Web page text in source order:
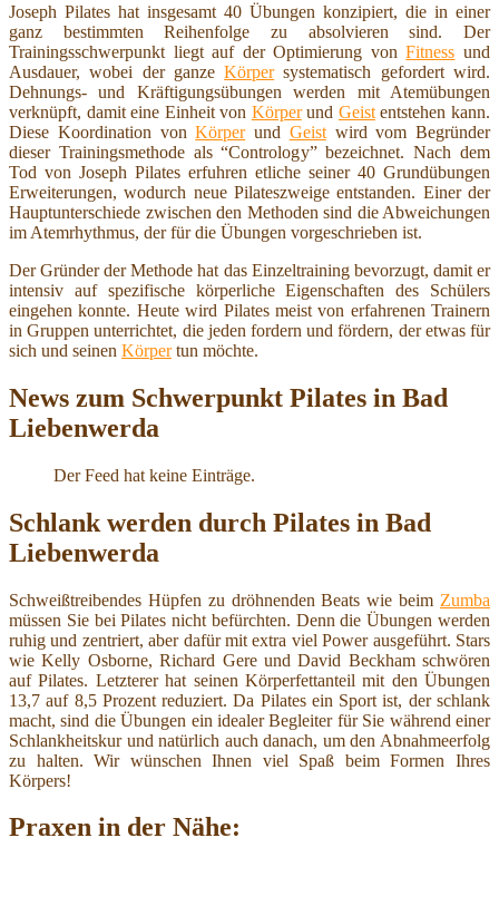
Joseph Pilates hat insgesamt 40 Übungen konzipiert, die in einer
ganz bestimmten Reihenfolge zu absolvieren sind. Der
Trainingsschwerpunkt liegt auf der Optimierung vonFitness und
Ausdauer, wobei der ganzeKörpersystematisch gefordert wird.
Dehnungs- und Kräftigungsübungen werden mit Atemübungen
verknüpft, damit eine Einheit von Körperund Geistentstehen kann.
Diese Koordination vonKörperund Geistwird vom Begründer
dieser Trainingsmethode als “Contrology” bezeichnet. Nach dem
Tod von Joseph Pilates erfuhren etliche seiner 40 Grundübungen
Erweiterungen, wodurch neue Pilateszweige entstanden. Einer der
Hauptunterschiede zwischen den Methoden sind die Abweichungen
im Atemrhythmus, der für die Übungen vorgeschrieben ist.
Der Gründer der Methode hat das Einzeltraining bevorzugt, damit er
intensiv auf spezifische körperliche Eigenschaften des Schülers
eingehen konnte. Heute wird Pilates meist von erfahrenen Trainern
in Gruppen unterrichtet, die jeden fordern und fördern, der etwas für
sich und seinen Körpertun möchte.
News zum Schwerpunkt Pilates in Bad
Liebenwerda
Der Feed hat keine Einträge.
Schlank werden durch Pilates in Bad
Liebenwerda
Schweißtreibendes Hüpfen zu dröhnenden Beats wie beim Zumba
müssen Sie bei Pilates nicht befürchten. Denn die Übungen werden
ruhig und zentriert, aber dafür mit extra viel Power ausgeführt. Stars
wie Kelly Osborne, Richard Gere und David Beckham schwören
auf Pilates. Letzterer hat seinen Körperfettanteil mit den Übungen
13,7 auf 8,5 Prozent reduziert. Da Pilates ein Sport ist, der schlank
macht, sind die Übungen ein idealer Begleiter für Sie während einer
Schlankheitskur und natürlich auch danach, um den Abnahmeerfolg
zu halten. Wir wünschen Ihnen viel Spaß beim Formen Ihres
Körpers!
Praxen in der Nähe: